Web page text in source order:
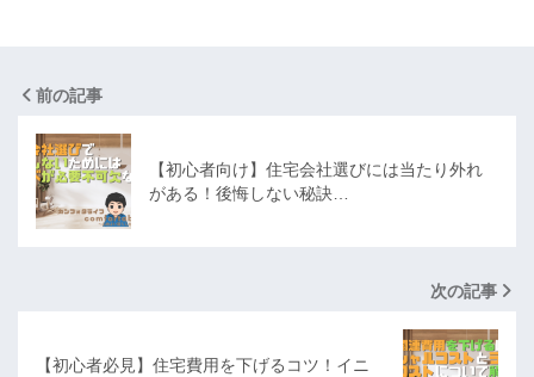
前の記事
【初心者向け】住宅会社選びには当たり外れ
がある！後悔しない秘訣…
次の記事
【初心者必見】住宅費用を下げるコツ！イニ